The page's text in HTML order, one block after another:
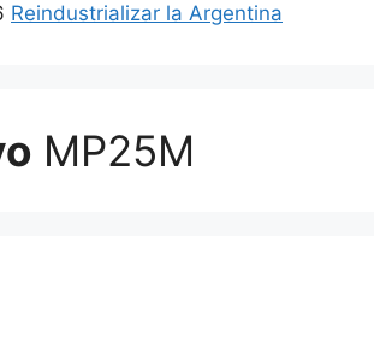
Reindustrializar la Argentina
MP25M